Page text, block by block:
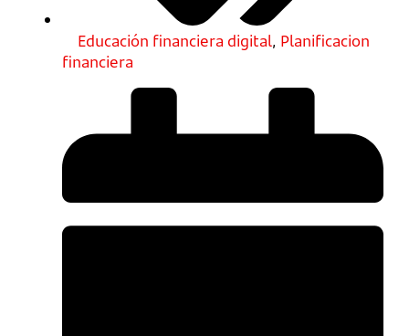
Educación financiera digital, Planificacion
financiera